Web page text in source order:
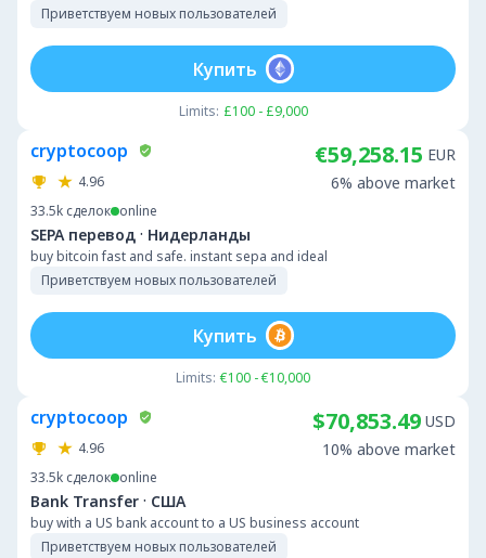
Приветствуем новых пользователей
Limits: £100 - £9,000
Купить
cryptocoop
4.96
33.5k сделок online
SEPA перевод · Нидерланды
buy bitcoin fast and safe. instant sepa and ideal
Приветствуем новых пользователей
€59,258.15 EUR
6% above market
Limits: €100 - €10,000
Купить
cryptocoop
4.96
33.5k сделок online
Bank Transfer · США
buy with a US bank account to a US business account
Приветствуем новых пользователей
$70,853.49 USD
10% above market